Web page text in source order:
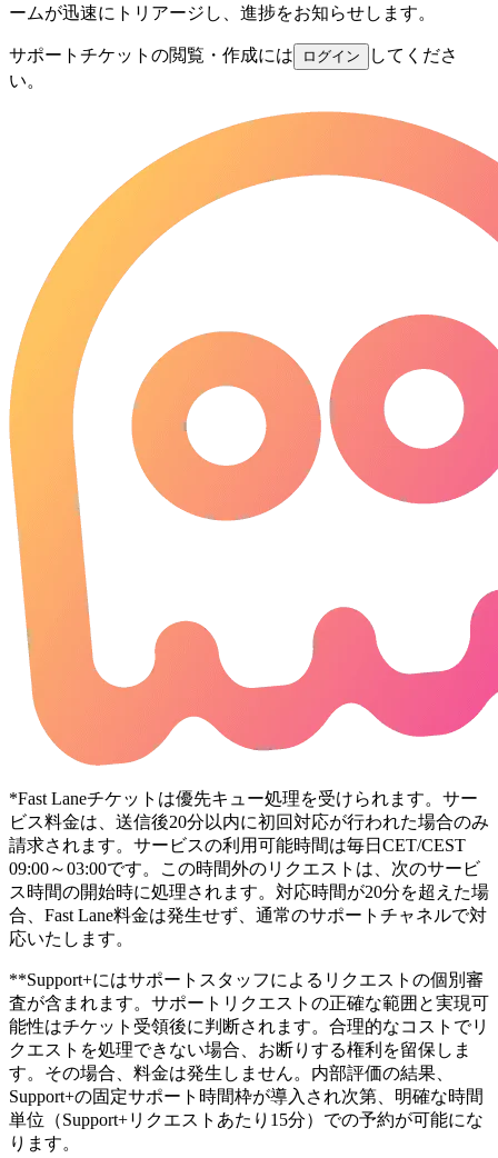
ームが迅速にトリアージし、進捗をお知らせします。
サポートチケットの閲覧・作成には ログイン
してくださ
い。
*Fast Laneチケットは優先キュー処理を受けられます。サー
ビス料金は、送信後20分以内に初回対応が行われた場合のみ
請求されます。サービスの利用可能時間は毎日CET/CEST
09:00～03:00です。この時間外のリクエストは、次のサービ
ス時間の開始時に処理されます。対応時間が20分を超えた場
合、Fast Lane料金は発生せず、通常のサポートチャネルで対
応いたします。
**Support+にはサポートスタッフによるリクエストの個別審
査が含まれます。サポートリクエストの正確な範囲と実現可
能性はチケット受領後に判断されます。合理的なコストでリ
クエストを処理できない場合、お断りする権利を留保しま
す。その場合、料金は発生しません。内部評価の結果、
Support+の固定サポート時間枠が導入され次第、明確な時間
単位（Support+リクエストあたり15分）での予約が可能にな
ります。